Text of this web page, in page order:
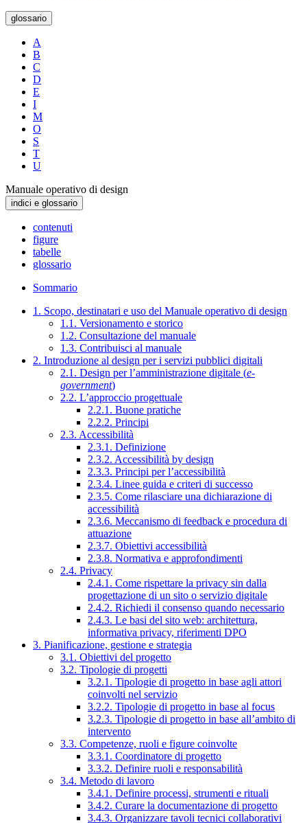
glossario
A
B
C
D
E
I
M
O
S
T
U
Manuale operativo di design
indici e glossario
contenuti
figure
tabelle
glossario
Sommario
1. Scopo, destinatari e uso del Manuale operativo di design
1.1. Versionamento e storico
1.2. Consultazione del manuale
1.3. Contribuisci al manuale
2. Introduzione al design per i servizi pubblici digitali
2.1. Design per l’amministrazione digitale (e-
government)
2.2. L’approccio progettuale
2.2.1. Buone pratiche
2.2.2. Principi
2.3. Accessibilità
2.3.1. Definizione
2.3.2. Accessibilità by design
2.3.3. Principi per l’accessibilità
2.3.4. Linee guida e criteri di successo
2.3.5. Come rilasciare una dichiarazione di
accessibilità
2.3.6. Meccanismo di feedback e procedura di
attuazione
2.3.7. Obiettivi accessibilità
2.3.8. Normativa e approfondimenti
2.4. Privacy
2.4.1. Come rispettare la privacy sin dalla
progettazione di un sito o servizio digitale
2.4.2. Richiedi il consenso quando necessario
2.4.3. Le basi del sito web: architettura,
informativa privacy, riferimenti DPO
3. Pianificazione, gestione e strategia
3.1. Obiettivi del progetto
3.2. Tipologie di progetti
3.2.1. Tipologie di progetto in base agli attori
coinvolti nel servizio
3.2.2. Tipologie di progetto in base al focus
3.2.3. Tipologie di progetto in base all’ambito di
intervento
3.3. Competenze, ruoli e figure coinvolte
3.3.1. Coordinatore di progetto
3.3.2. Definire ruoli e responsabilità
3.4. Metodo di lavoro
3.4.1. Definire processi, strumenti e rituali
3.4.2. Curare la documentazione di progetto
3.4.3. Organizzare tavoli tecnici collaborativi